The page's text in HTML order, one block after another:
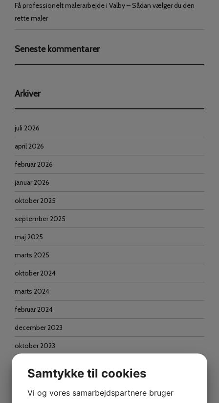
Få professionelt malerarbejde i Valby – Sådan vælger du den
rette maler
Seneste kommentarer
Arkiver
juli 2026
april 2026
februar 2026
januar 2026
oktober 2025
september 2025
maj 2025
marts 2025
oktober 2024
marts 2024
februar 2024
december 2023
oktober 2023
april 2023
Samtykke til cookies
Vi og vores samarbejdspartnere bruger